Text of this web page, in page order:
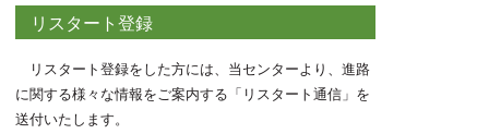
リスタート登録
リスタート登録をした方には、当センターより、進路
に関する様々な情報をご案内する「リスタート通信」を
送付いたします。